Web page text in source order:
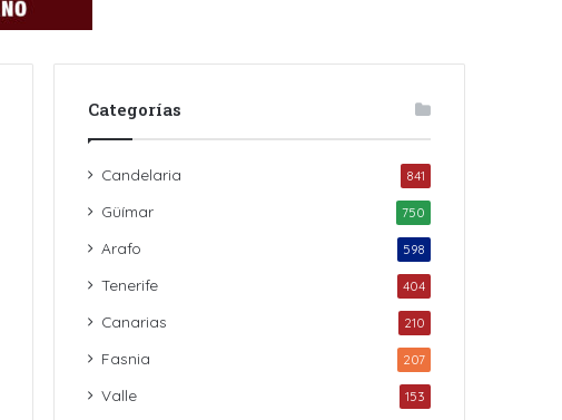
Categorías
Candelaria 841
Güímar 750
Arafo 598
Tenerife 404
Canarias 210
Fasnia 207
Valle 153